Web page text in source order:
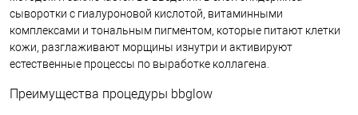
сыворотки с гиалуроновой кислотой, витаминными
комплексами и тональным пигментом, которые питают клетки
кожи, разглаживают морщины изнутри и активируют
естественные процессы по выработке коллагена.
Преимущества процедуры bbglow